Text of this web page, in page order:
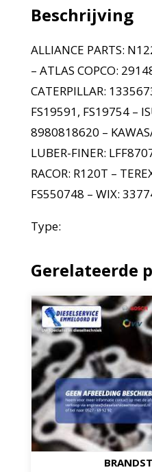
Beschrijving
ALLIANCE PARTS:
– ATLAS COPCO:
CATERPILLAR:
FS19591, FS19754 –
8980818620 –
LUBER-FINER:
RACOR: R120T –
FS550748 – WIX:
Type:
Gerelateerde